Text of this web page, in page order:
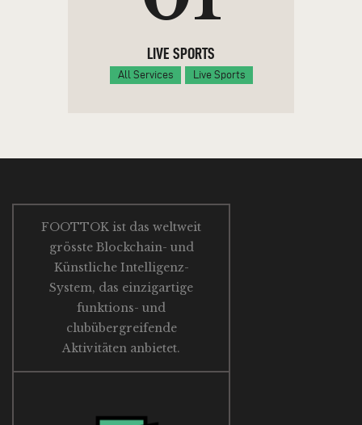
LIVE SPORTS
All Services Live Sports
FOOTTOK ist das weltweit
grösste Blockchain- und
Künstliche Intelligenz-
System, das einzigartige
funktions- und
clubübergreifende
Aktivitäten anbietet.